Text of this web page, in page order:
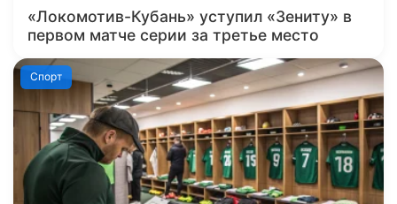
«Локомотив-Кубань» уступил «Зениту» в
первом матче серии за третье место
Спорт